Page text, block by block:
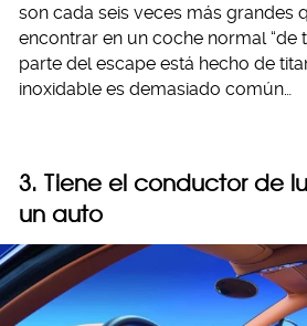
son cada seis veces más grandes
encontrar en un coche normal “de
parte del escape está hecho de
inoxidable es demasiado común…
3. Tiene el conductor de
un auto